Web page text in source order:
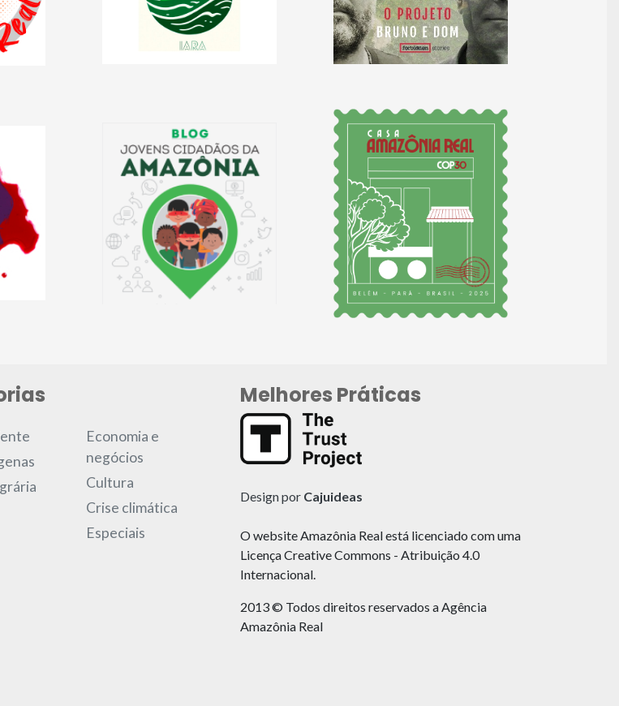
Economia e
negócios
Cultura
Crise climática
Especiais
Melhores Práticas
Design por Cajuideas
O website Amazônia Real está licenciado com uma
Licença Creative Commons - Atribuição 4.0
Internacional.
2013 © Todos direitos reservados a Agência
Amazônia Real